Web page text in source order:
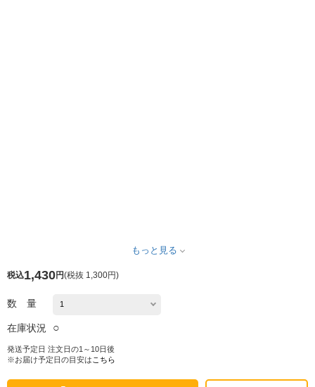
もっと見る
税込1,430円(税抜 1,300円)
数 量
在庫状況 ○
発送予定日 注文日の1～10日後
※お届け予定日の目安は こちら